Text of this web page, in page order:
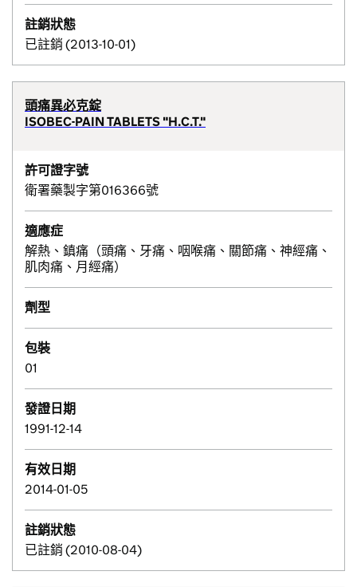
註銷狀態
已註銷 (2013-10-01)
頭痛異必克錠
ISOBEC-PAIN TABLETS "H.C.T."
許可證字號
衛署藥製字第016366號
適應症
解熱、鎮痛（頭痛、牙痛、咽喉痛、關節痛、神經痛、
肌肉痛、月經痛）
劑型
包裝
01
發證日期
1991-12-14
有效日期
2014-01-05
註銷狀態
已註銷 (2010-08-04)